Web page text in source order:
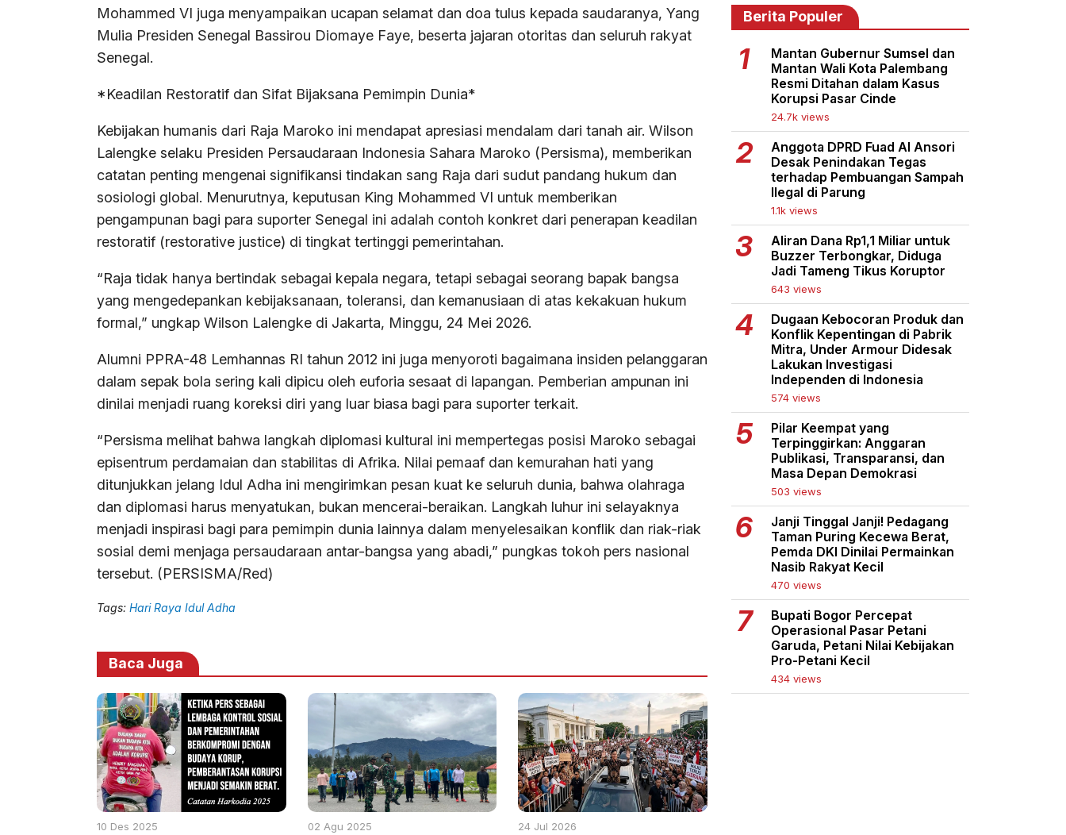
Mohammed VI juga menyampaikan ucapan selamat dan doa tulus kepada saudaranya, Yang
Mulia Presiden Senegal Bassirou Diomaye Faye, beserta jajaran otoritas dan seluruh rakyat
Senegal.
*Keadilan Restoratif dan Sifat Bijaksana Pemimpin Dunia*
Kebijakan humanis dari Raja Maroko ini mendapat apresiasi mendalam dari tanah air. Wilson
Lalengke selaku Presiden Persaudaraan Indonesia Sahara Maroko (Persisma), memberikan
catatan penting mengenai signifikansi tindakan sang Raja dari sudut pandang hukum dan
sosiologi global. Menurutnya, keputusan King Mohammed VI untuk memberikan
pengampunan bagi para suporter Senegal ini adalah contoh konkret dari penerapan keadilan
restoratif (restorative justice) di tingkat tertinggi pemerintahan.
“Raja tidak hanya bertindak sebagai kepala negara, tetapi sebagai seorang bapak bangsa
yang mengedepankan kebijaksanaan, toleransi, dan kemanusiaan di atas kekakuan hukum
formal,” ungkap Wilson Lalengke di Jakarta, Minggu, 24 Mei 2026.
Alumni PPRA-48 Lemhannas RI tahun 2012 ini juga menyoroti bagaimana insiden pelanggaran
dalam sepak bola sering kali dipicu oleh euforia sesaat di lapangan. Pemberian ampunan ini
dinilai menjadi ruang koreksi diri yang luar biasa bagi para suporter terkait.
“Persisma melihat bahwa langkah diplomasi kultural ini mempertegas posisi Maroko sebagai
episentrum perdamaian dan stabilitas di Afrika. Nilai pemaaf dan kemurahan hati yang
ditunjukkan jelang Idul Adha ini mengirimkan pesan kuat ke seluruh dunia, bahwa olahraga
dan diplomasi harus menyatukan, bukan mencerai-beraikan. Langkah luhur ini selayaknya
menjadi inspirasi bagi para pemimpin dunia lainnya dalam menyelesaikan konflik dan riak-riak
sosial demi menjaga persaudaraan antar-bangsa yang abadi,” pungkas tokoh pers nasional
tersebut. (PERSISMA/Red)
Tags: Hari Raya Idul Adha
Baca Juga
10 Des 2025 02 Agu 2025 24 Jul 2026
Berita Populer
Mantan Gubernur Sumsel dan
Mantan Wali Kota Palembang
Resmi Ditahan dalam Kasus
Korupsi Pasar Cinde
24.7k views
Anggota DPRD Fuad Al Ansori
Desak Penindakan Tegas
terhadap Pembuangan Sampah
Ilegal di Parung
1.1k views
Aliran Dana Rp1,1 Miliar untuk
Buzzer Terbongkar, Diduga
Jadi Tameng Tikus Koruptor
643 views
Dugaan Kebocoran Produk dan
Konflik Kepentingan di Pabrik
Mitra, Under Armour Didesak
Lakukan Investigasi
Independen di Indonesia
574 views
Pilar Keempat yang
Terpinggirkan: Anggaran
Publikasi, Transparansi, dan
Masa Depan Demokrasi
503 views
Janji Tinggal Janji! Pedagang
Taman Puring Kecewa Berat,
Pemda DKI Dinilai Permainkan
Nasib Rakyat Kecil
470 views
Bupati Bogor Percepat
Operasional Pasar Petani
Garuda, Petani Nilai Kebijakan
Pro-Petani Kecil
434 views